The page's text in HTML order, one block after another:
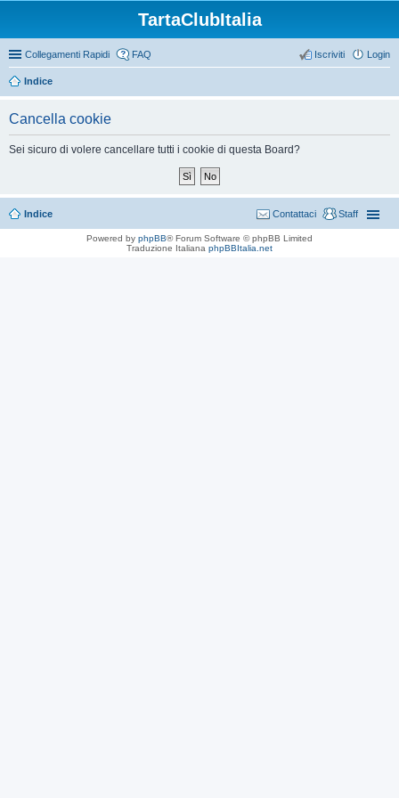
TartaClubItalia
Collegamenti Rapidi FAQ Login
Iscriviti
Indice
Cancella cookie
Sei sicuro di volere cancellare tutti i cookie di questa Board?
Indice Staff
Contattaci
Powered by phpBB® Forum Software © phpBB Limited
Traduzione Italiana phpBBItalia.net